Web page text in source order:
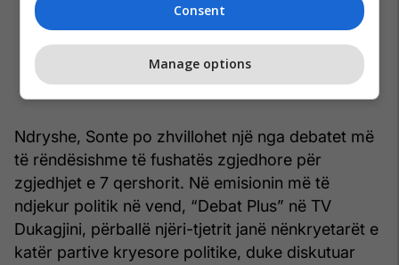
Ndryshe, Sonte po zhvillohet një nga debatet më
të rëndësishme të fushatës zgjedhore për
zgjedhjet e 7 qershorit. Në emisionin më të
ndjekur politik në vend, “Debat Plus” në TV
Dukagjini, përballë njëri-tjetrit janë nënkryetarët e
katër partive kryesore politike, duke diskutuar
Consent
Manage options